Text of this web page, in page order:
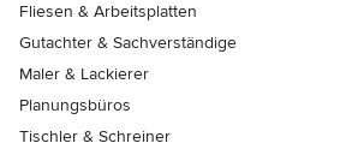
Fliesen & Arbeitsplatten
Gutachter & Sachverständige
Maler & Lackierer
Planungsbüros
Tischler & Schreiner